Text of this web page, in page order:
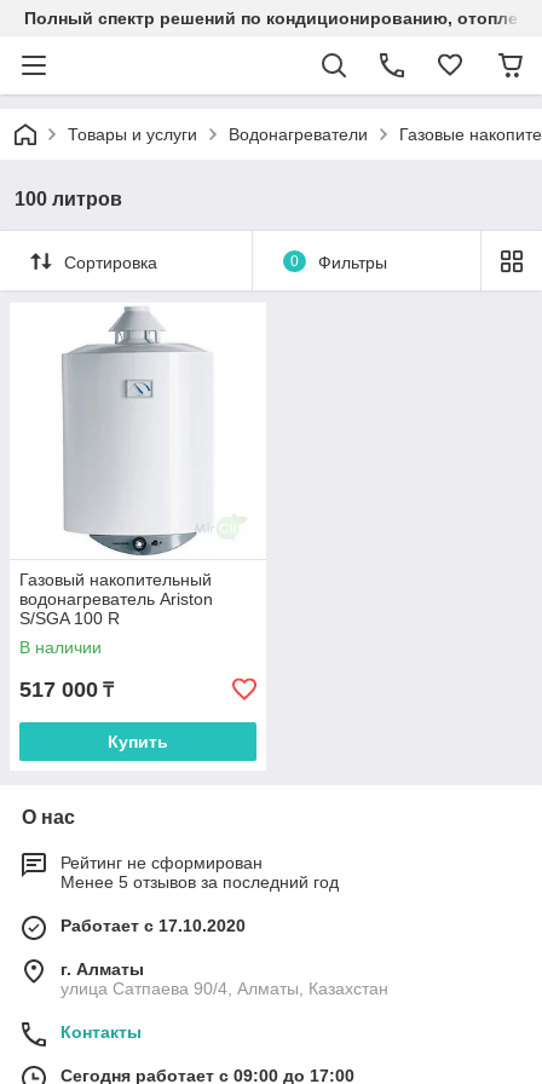
Полный спектр решений по кондиционированию,
Товары и услуги Водонагреватели Газовые
100 литров
Сортировка 0 Фильтры
Газовый накопительный
водонагреватель Ariston
S/SGA 100 R
В наличии
517 000 ₸
Купить
О нас
Рейтинг не сформирован
Менее 5 отзывов за последний год
Работает с 17.10.2020
г. Алматы
улица Сатпаева 90/4, Алматы, Казахстан
Контакты
Сегодня работает с 09:00 до 17:00